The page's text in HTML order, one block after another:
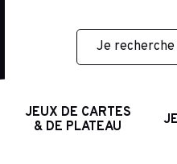
JEUX DE CARTES
& DE PLATEAU